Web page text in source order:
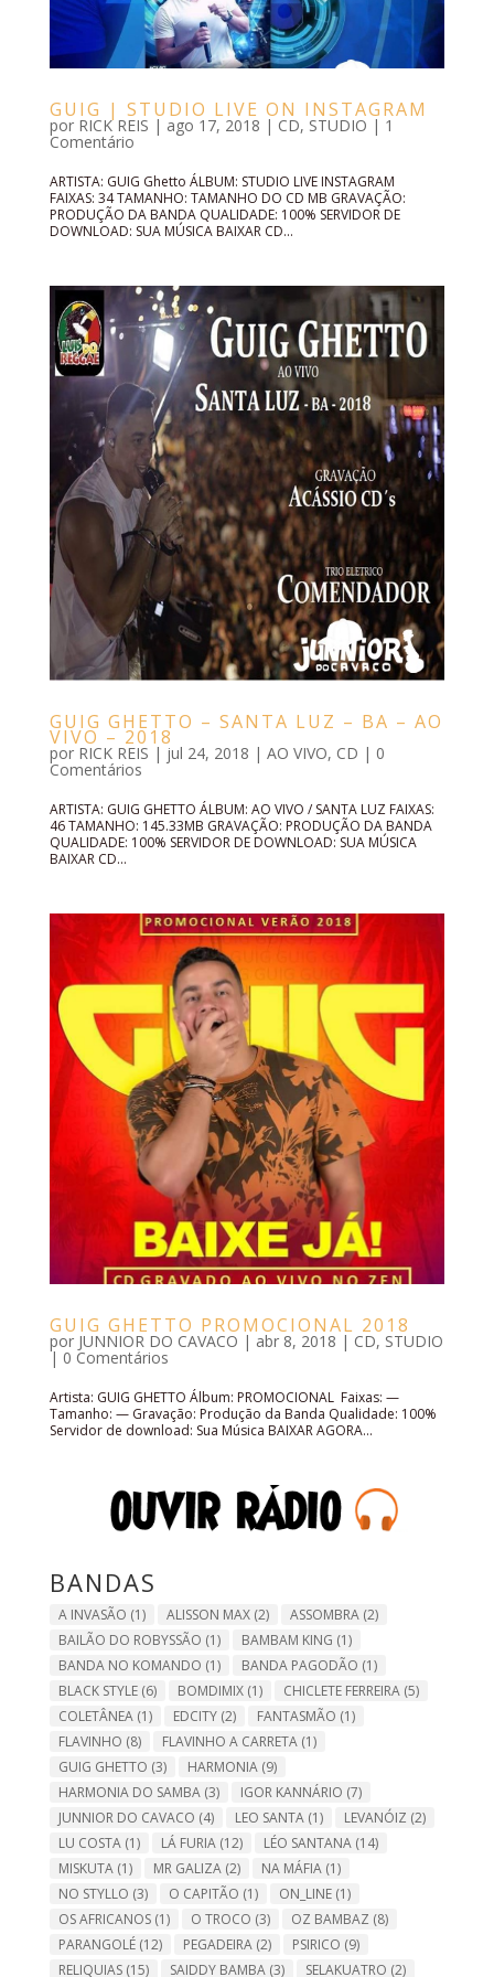
GUIG | STUDIO LIVE ON INSTAGRAM
por RICK REIS | ago 17, 2018 | CD, STUDIO | 1
Comentário
ARTISTA: GUIG Ghetto ÁLBUM: STUDIO LIVE INSTAGRAM
FAIXAS: 34 TAMANHO: TAMANHO DO CD MB GRAVAÇÃO:
PRODUÇÃO DA BANDA QUALIDADE: 100% SERVIDOR DE
DOWNLOAD: SUA MÚSICA BAIXAR CD...
GUIG GHETTO – SANTA LUZ – BA – AO
VIVO – 2018
por RICK REIS | jul 24, 2018 | AO VIVO, CD | 0
Comentários
ARTISTA: GUIG GHETTO ÁLBUM: AO VIVO / SANTA LUZ FAIXAS:
46 TAMANHO: 145.33MB GRAVAÇÃO: PRODUÇÃO DA BANDA
QUALIDADE: 100% SERVIDOR DE DOWNLOAD: SUA MÚSICA
BAIXAR CD...
GUIG GHETTO PROMOCIONAL 2018
por JUNNIOR DO CAVACO | abr 8, 2018 | CD, STUDIO
| 0 Comentários
Artista: GUIG GHETTO Álbum: PROMOCIONAL Faixas: —
Tamanho: — Gravação: Produção da Banda Qualidade: 100%
Servidor de download: Sua Música BAIXAR AGORA...
BANDAS
A INVASÃO (1) ALISSON MAX(2) ASSOMBRA(2)
BAILÃO DO ROBYSSÃO (1) BAMBAM KING (1)
BANDA NO KOMANDO (1) BANDA PAGODÃO (1)
BLACK STYLE(6) BOMDIMIX(1) CHICLETE FERREIRA(5)
COLETÂNEA(1) EDCITY(2) FANTASMÃO (1)
FLAVINHO (8) FLAVINHO A CARRETA(1)
GUIG GHETTO (3) HARMONIA(9)
HARMONIA DO SAMBA(3) IGOR KANNÁRIO (7)
JUNNIOR DO CAVACO (4) LEO SANTA(1) LEVANÓIZ (2)
LU COSTA(1) LÁ FURIA(12) LÉO SANTANA(14)
MISKUTA(1) MR GALIZA(2) NA MÁFIA(1)
NO STYLLO (3) O CAPITÃO (1) ON_LINE(1)
OS AFRICANOS(1) O TROCO (3) OZ BAMBAZ (8)
PARANGOLÉ(12) PEGADEIRA(2) PSIRICO (9)
RELIQUIAS(15) SAIDDY BAMBA(3) SELAKUATRO (2)